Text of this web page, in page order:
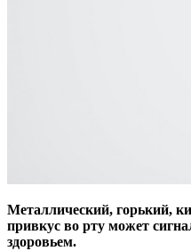
Металлический, горький,
привкус во рту может
здоровьем.